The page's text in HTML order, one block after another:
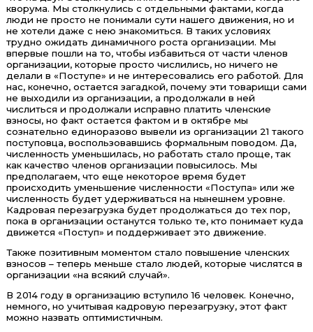
кворума. Мы столкнулись с отдельными фактами, когда
люди не просто не понимали сути нашего движения, но и
не хотели даже с нею знакомиться. В таких условиях
трудно ожидать динамичного роста организации. Мы
впервые пошли на то, чтобы избавиться от части членов
организации, которые просто числились, но ничего не
делали в «Поступе» и не интересовались его работой. Для
нас, конечно, остается загадкой, почему эти товарищи сами
не выходили из организации, а продолжали в ней
числиться и продолжали исправно платить членские
взносы, но факт остается фактом и в октябре мы
сознательно единоразово вывели из организации 21 такого
поступовца, воспользовавшись формальным поводом. Да,
численность уменьшилась, но работать стало проще, так
как качество членов организации повысилось. Мы
предполагаем, что еще некоторое время будет
происходить уменьшение численности «Поступа» или же
численность будет удерживаться на нынешнем уровне.
Кадровая перезагрузка будет продолжаться до тех пор,
пока в организации останутся только те, кто понимает куда
движется «Поступ» и поддерживает это движение.
Также позитивным моментом стало повышение членских
взносов – теперь меньше стало людей, которые числятся в
организации «на всякий случай».
В 2014 году в организацию вступило 16 человек. Конечно,
немного, но учитывая кадровую перезагрузку, этот факт
можно назвать оптимистичным.